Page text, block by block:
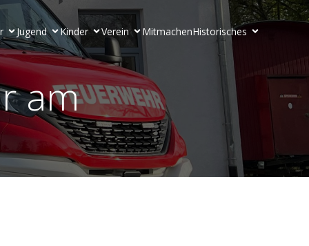
Jugend Kinder Verein MitmachenHistorisches
am